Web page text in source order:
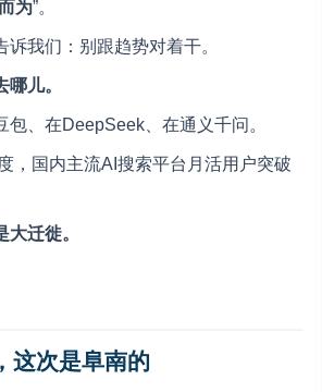
为”。
我们：别跟趋势对着干。
儿。
包、在DeepSeek、在通义千问。
，国内主流AI搜索平台月活用户突破
迁徙。
这次是阜南的